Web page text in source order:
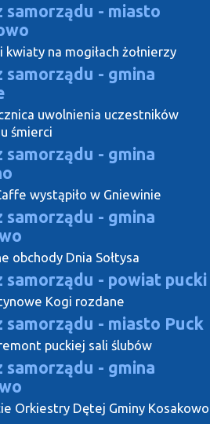
samorządu - miasto
kwiaty na mogiłach żołnierzy
samorządu - gmina
uwolnienia uczestników
śmierci
samorządu - gmina
wystąpiło w Gniewinie
samorządu - gmina
obchody Dnia Sołtysa
samorządu - powiat pucki
Kogi rozdane
samorządu - miasto Puck
puckiej sali ślubów
samorządu - gmina
Orkiestry Dętej Gminy Kosakowo